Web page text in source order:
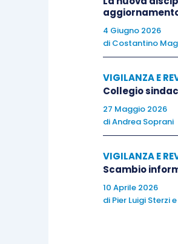
segnalare
verificare il
entrambi i casi la
e tutelare la
La
Management
burocratico,
della carenza
del rischio per il
4 Giugno 2026
di Costantino
VIGILANZA E
Collegio
27 Maggio 2026
diAndrea Soprani
VIGILANZA E
Scambio
10 Aprile 2026
di Pier Luigi Sterzie